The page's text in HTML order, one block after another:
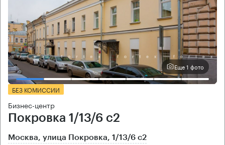
Еще 1 фото
БЕЗ КОМИССИИ
Бизнес-центр
Покровка 1/13/6 с2
Москва, улица Покровка, 1/13/6 с2